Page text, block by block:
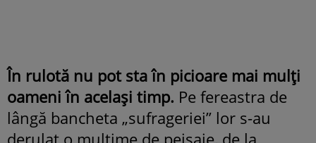
În rulotă nu pot sta în picioare mai mulți
oameni în același timp. Pe fereastra de
lângă bancheta „sufrageriei” lor s-au
derulat o mulțime de peisaje, de la